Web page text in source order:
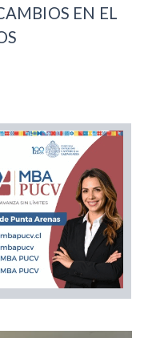
EN EL